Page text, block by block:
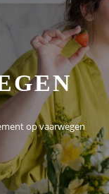
op vaarwegen